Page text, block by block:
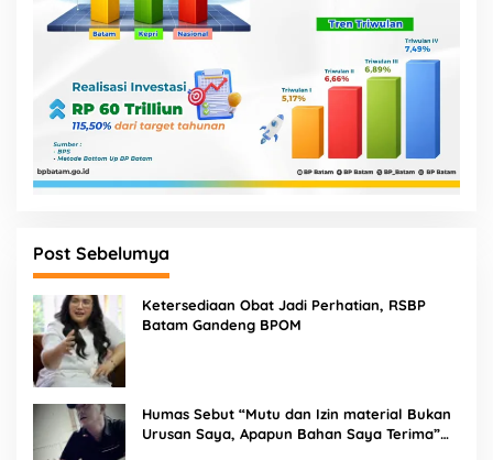
Post Sebelumya
Ketersediaan Obat Jadi Perhatian, RSBP
Batam Gandeng BPOM
Humas Sebut “Mutu dan Izin material Bukan
Urusan Saya, Apapun Bahan Saya Terima”